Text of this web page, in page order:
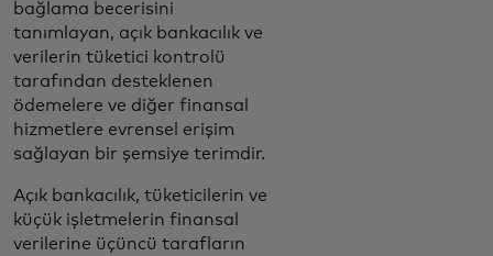
bağlama becerisini
tanımlayan, açık bankacılık ve
verilerin tüketici kontrolü
tarafından desteklenen
ödemelere ve diğer finansal
hizmetlere evrensel erişim
sağlayan bir şemsiye terimdir.
Açık bankacılık, tüketicilerin ve
küçük işletmelerin finansal
verilerine üçüncü tarafların